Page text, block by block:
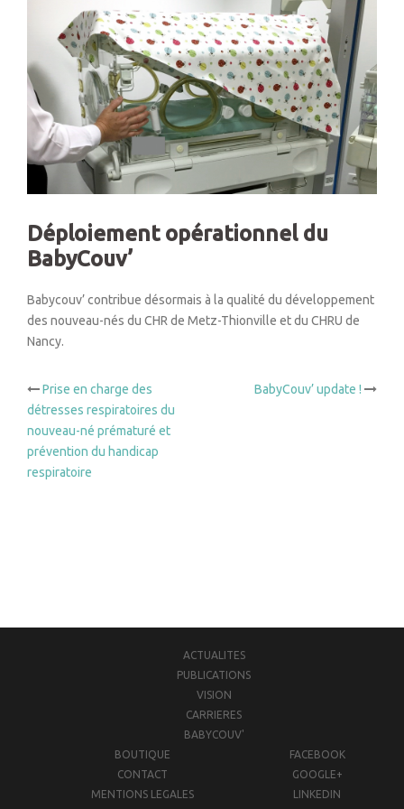
Déploiement opérationnel du
BabyCouv’
Babycouv’ contribue désormais à la qualité du développement
des nouveau-nés du CHR de Metz-Thionville et du CHRU de
Nancy.
Navigation
d’article
Prise en charge des
détresses respiratoires du
nouveau-né prématuré et
prévention du handicap
respiratoire
BabyCouv’ update !
ACTUALITES
PUBLICATIONS
VISION
CARRIERES
BABYCOUV'
BOUTIQUE
CONTACT
MENTIONS LEGALES
FACEBOOK
GOOGLE+
LINKEDIN